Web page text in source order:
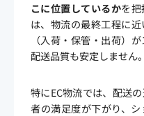
こに位置しているかを
は、物流の最終工程に
（入荷・保管・出荷）
配送品質も安定しません。
特にEC物流では、配送
者の満足度が下がり、